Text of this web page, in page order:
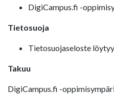
DigiCampus.fi -
Tietosuoja
Tietosuojaseloste löytyy
Takuu
DigiCampus.fi -